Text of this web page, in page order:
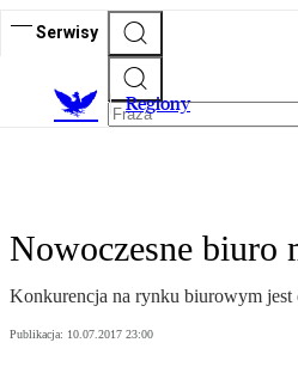
Serwisy
Regiony
Nowoczesne biuro
Konkurencja na rynku biurowym jest
Publikacja: 10.07.2017 23:00